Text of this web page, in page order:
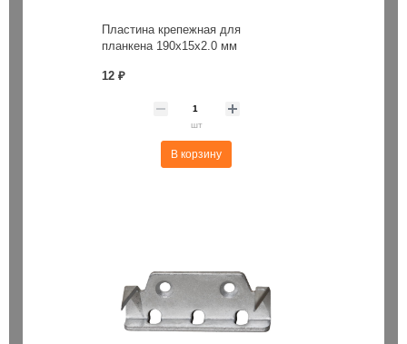
Пластина крепежная для
планкена 190х15х2.0 мм
12 ₽
шт
В корзину